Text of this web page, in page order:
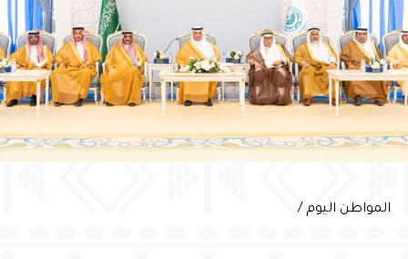
الدولي، مثمنًا جهود شركة مطارات الدمام في تطوير مطار
الأحساء الدولي، والارتقاء بجودة خدماته، وتوسيع شبكة
الرحلات، وتحسين تجربة المسافرين، مؤكدًا أهمية مواصلة
العمل بما يواكب مستهدفات رؤية السعودية 2030، ويعزز
مكانة الأحساء وجهةً اقتصاديةً وسياحيةً ولوجستيةً واعدةً
وعبّر المهندس الحسني عن شكره لسمو محافظ الأحساء على
دعمه واهتمامه المستمر بتطوير منظومة النقل الجوي
التشغيل، بما يسهم في الارتقاء بتجربة المسافرين، وتقديم
المواطن اليوم /